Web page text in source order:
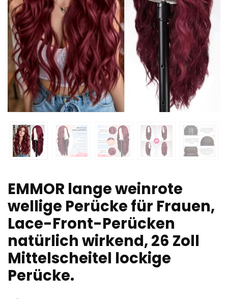
EMMOR lange weinrote
wellige Perücke für Frauen,
Lace-Front-Perücken
natürlich wirkend, 26 Zoll
Mittelscheitel lockige
Perücke.